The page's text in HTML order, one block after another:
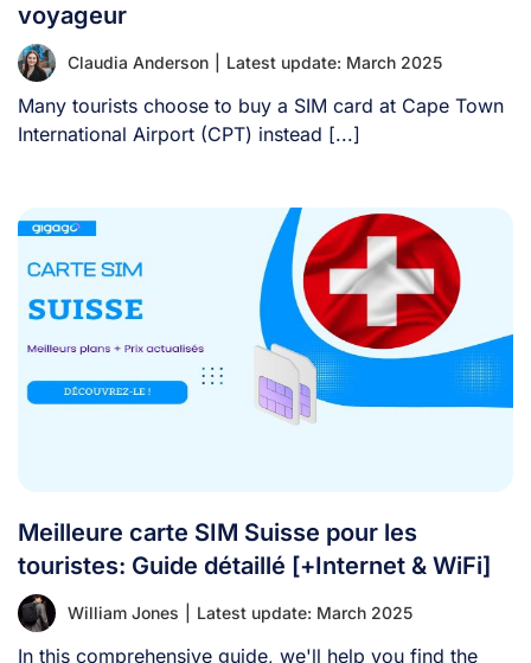
voyageur
Claudia Anderson Latest update: March 2025
Many tourists choose to buy a SIM card at Cape Town
International Airport (CPT) instead [...]
Meilleure carte SIM Suisse pour les
touristes: Guide détaillé [+Internet & WiFi]
William Jones Latest update: March 2025
In this comprehensive guide, we'll help you find the